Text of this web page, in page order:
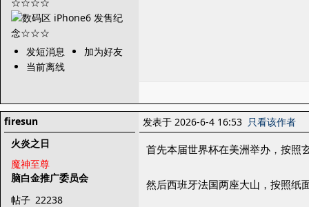
发短消息
加为好友
当前离线
firesun
火炎之日
魔神至尊
脑白金推广委员会
帖子 22238
发表于 2026-6-4 16:53 只看该作者
首先本届世界杯在美洲举办，按照
然后西班牙法国两座大山，按照纸